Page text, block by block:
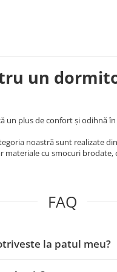
un
un plus de confort și
noastră sunt realizate
cu smocuri
FAQ
la patul meu?